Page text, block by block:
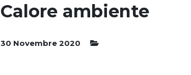
Calore ambiente
30 Novembre 2020